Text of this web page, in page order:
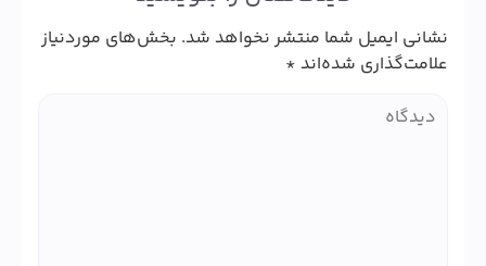
نشانی ایمیل شما منتشر نخواهد شد. بخش‌های موردنیاز
علامت‌گذاری شده‌اند *